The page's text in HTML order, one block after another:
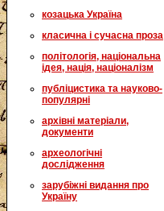
козацька Україна
класична і сучасна проза
політологія, національна
ідея, нація, націоналізм
публіцистика та науково-
популярні
архівні матеріали,
документи
археологічні
дослідження
зарубіжні видання про
Україну